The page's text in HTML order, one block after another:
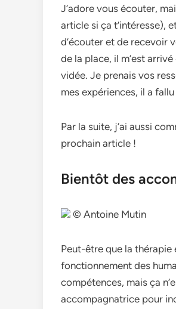
J’adore vous écouter,
article si ça t’intéresse),
d’écouter et de recevoir
de la place, il m’est
vidée. Je prenais vos
mes expériences, il a
Par la suite, j’ai aussi
prochain article !
Bientôt des
© Antoine Mutin
Peut-être que la thérapie
fonctionnement des
compétences, mais ça
accompagnatrice pour